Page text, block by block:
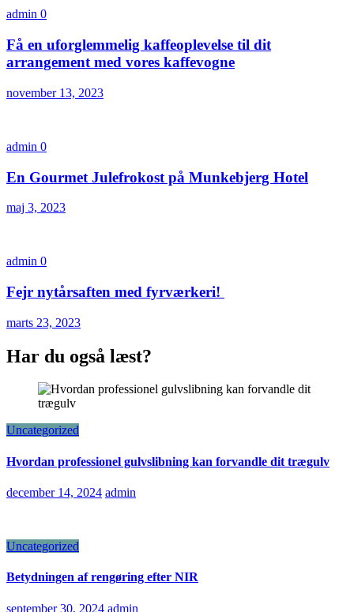
admin 0
Få en uforglemmelig kaffeoplevelse til dit
arrangement med vores kaffevogne
november 13, 2023
admin 0
En Gourmet Julefrokost på Munkebjerg Hotel
maj 3, 2023
admin 0
Fejr nytårsaften med fyrværkeri!
marts 23, 2023
Har du også læst?
Uncategorized
Hvordan professionel gulvslibning kan forvandle dit trægulv
december 14, 2024 admin
Uncategorized
Betydningen af rengøring efter NIR
september 30, 2024 admin